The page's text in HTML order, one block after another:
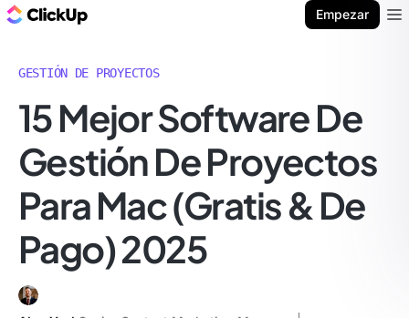
Empezar
GESTIÓN DE PROYECTOS
15 Mejor Software De
Gestión De Proyectos
Para Mac (Gratis & De
Pago) 2025